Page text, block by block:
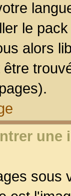
le
alors
une
sous